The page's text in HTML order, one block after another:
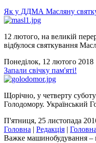
Як у ДДМА Масляну
12 лютого, на великій
відбулося святкування
Понеділок, 12 лютого 2018
Запали свічку пам'яті!
Щорічно, у четверту
Голодомору. Український
П'ятниця, 25 листопада
Головна | Редакція |
Важке машинобудування –